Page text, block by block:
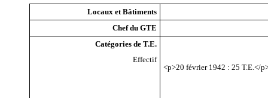
Locaux et Bâtiments
Chef du GTE
Catégories de T.E.
Effectif
<p>20 février 1942 : 25 T.E.</